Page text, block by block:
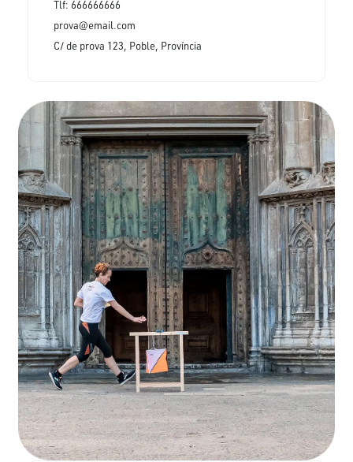
Tlf: 666666666
prova@email.com
C/ de prova 123, Poble, Província